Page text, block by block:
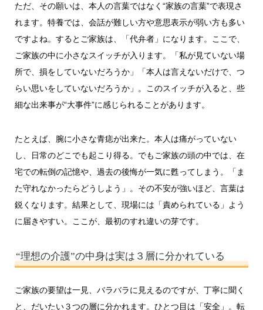
ただ、その願いは、本人の言葉ではなく“家族の言葉”で表現さ
れます。特養では、会話が難しい方や意思表示が弱い方も多い
ですよね。するとご家族は、「代弁者」になります。ここで、
ご家族の中に小さなスイッチが入ります。「私が見ていない場
所で、損をしていないだろうか」「本人は言えないだけで、つ
らい思いをしていないだろうか」。このスイッチが入ると、些
細な出来事が“大事件”に感じられることがあります。
たとえば、腕に小さな青痣が出来た。本人は痛がっていない
し、日常のどこでも起こり得る。でもご家族の頭の中では、在
宅での転倒の記憶や、過去の後悔が一気に甦ってしまう。「ま
た守れなかったらどうしよう」。その不安が強いほど、言葉は
鋭くなります。結果として、現場には「責められている」よう
に届きやすい。ここが、最初のすれ違いの芽です。
“理想の介護”の中身は実は３層に分かれている
ご家族の要望は一見、バラバラに見えるのですが、丁寧に聞く
と、だいたい３つの層に分かれます。ひとつ目は「安全」。転